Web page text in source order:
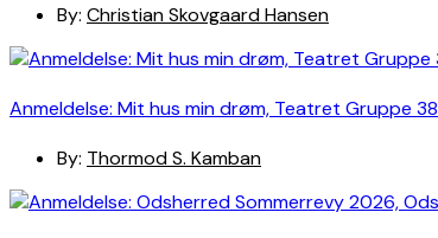
By: Christian Skovgaard Hansen
Anmeldelse: Mit hus min drøm, Teatret Gruppe 38
By: Thormod S. Kamban